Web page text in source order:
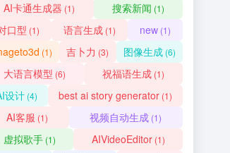
AI卡通生成器 (1) 搜索新闻 (1)
口型 (1) 语言生成 (1) new (1)
(1) 吉卜力 (3) 图像生成(6)
大语言模型 (6) 祝福语生成 (1)
设计 (4) best ai story generator (1)
AI客服 (1) 视频自动生成 (1)
虚拟歌手(1) AIVideoEditor(1)